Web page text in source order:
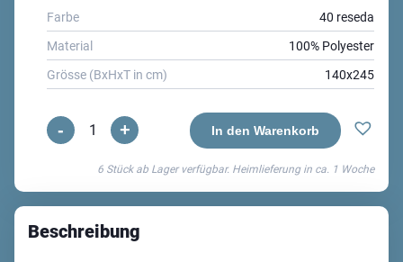
Farbe
40 reseda
Material
100% Polyester
Grösse (BxHxT in cm)
140x245
-
Zoe
Menge
+ In den Warenkorb
6 Stück ab Lager verfügbar. Heimlieferung in ca. 1 Woche
Beschreibung